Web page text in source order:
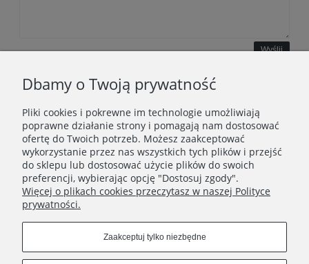
Wyślij
WAŻNE INFORMACJE
POLECANE STRONY
Dbamy o Twoją prywatność
Pliki cookies i pokrewne im technologie umożliwiają
poprawne działanie strony i pomagają nam dostosować
ofertę do Twoich potrzeb. Możesz zaakceptować
wykorzystanie przez nas wszystkich tych plików i przejść
do sklepu lub dostosować użycie plików do swoich
preferencji, wybierając opcję "Dostosuj zgody".
Więcej o plikach cookies przeczytasz w naszej Polityce
prywatności.
Zaakceptuj tylko niezbędne